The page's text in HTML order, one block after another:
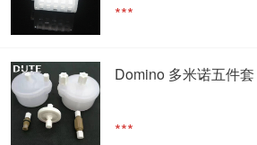
***
Domino 多米诺五件套
***